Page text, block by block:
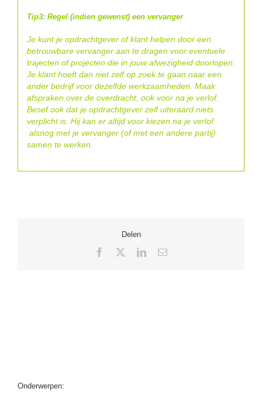
Tip3: Regel (indien gewenst) een vervanger
Je kunt je opdrachtgever of klant helpen door een
betrouwbare vervanger aan te dragen voor eventuele
trajecten of projecten die in jouw afwezigheid doorlopen.
Je klant hoeft dan niet zelf op zoek te gaan naar een
ander bedrijf voor dezelfde werkzaamheden. Maak
afspraken over de overdracht, ook voor na je verlof.
Besef ook dat je opdrachtgever zelf uiteraard niets
verplicht is. Hij kan er altijd voor kiezen na je verlof
alsnog met je vervanger (of met een andere partij)
samen te werken.
Delen
Facebook LinkedIn
E-
Onderwerpen: